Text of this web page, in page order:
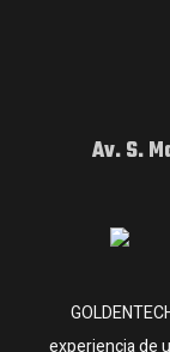
Av. S.
experiencia de